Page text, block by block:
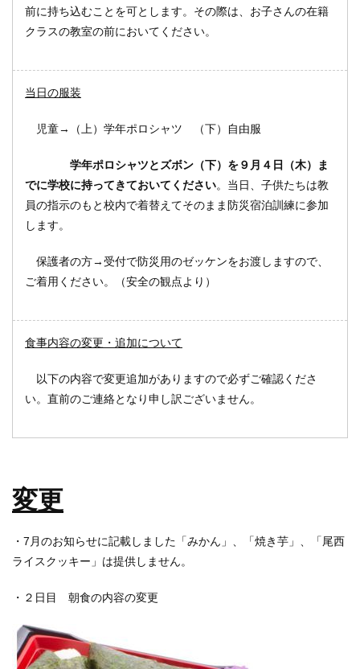
前に持ち込むことを可とします。その際は、お子さんの在籍
クラスの教室の前においてください。
当日の服装
児童→（上）学年ポロシャツ （下）自由服
学年ポロシャツとズボン（下）を９月４日（木）ま
でに学校に持ってきておいてください。当日、子供たちは教
員の指示のもと校内で着替えてそのまま防災宿泊訓練に参加
します。
保護者の方→受付で防災用のゼッケンをお渡しますので、
ご着用ください。（安全の観点より）
食事内容の変更・追加について
以下の内容で変更追加がありますので必ずご確認くださ
い。直前のご連絡となり申し訳ございません。
変更
・7月のお知らせに記載しました「みかん」、「焼き芋」、「尾西
ライスクッキー」は提供しません。
・２日目 朝食の内容の変更